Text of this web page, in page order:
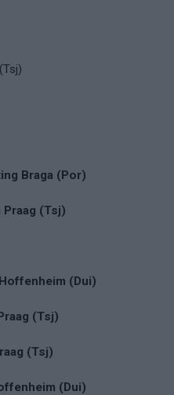
Braga (Por)
Praag (Tsj)
(Dui)
(Tsj)
(Tsj)
(Dui)